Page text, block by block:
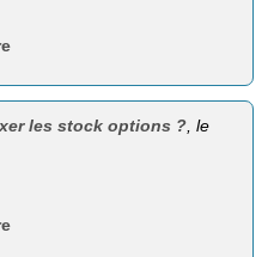
les stock options ?, le